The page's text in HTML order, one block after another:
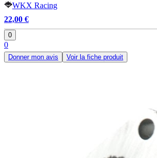
WKX Racing
22,00 €
0
0
Donner mon avis Voir la fiche produit